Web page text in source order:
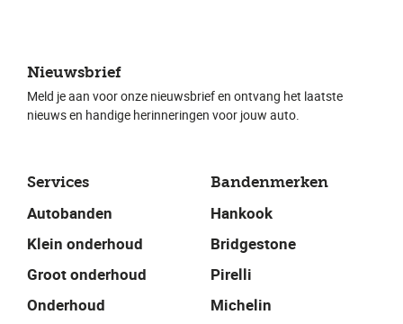
Services
Autobanden
Klein onderhoud
Groot onderhoud
Onderhoud
Bandenmerken
Hankook
Bridgestone
Pirelli
Michelin
Nieuwsbrief
Meld je aan voor onze nieuwsbrief en ontvang het laatste
nieuws en handige herinneringen voor jouw auto.